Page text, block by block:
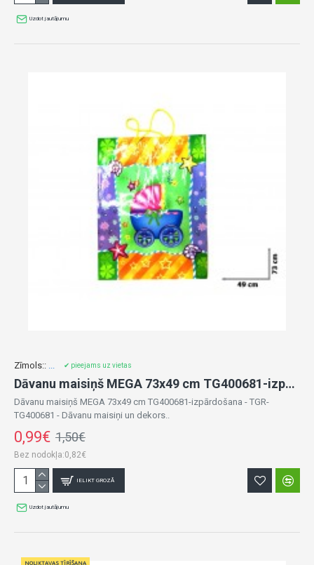
Uzdot jautājumu
Zīmols:: ... ✔ pieejams uz vietas
Dāvanu maisiņš MEGA 73x49 cm TG400681-izpārdošana
Dāvanu maisiņš MEGA 73x49 cm TG400681-izpārdošana - TGR-
TG400681 - Dāvanu maisiņi un dekors..
0,99€ 1,50€
Bez nodokļa:0,82€
IELIKT GROZĀ
Uzdot jautājumu
NOLIKTAVAS TĪRĪŠANA